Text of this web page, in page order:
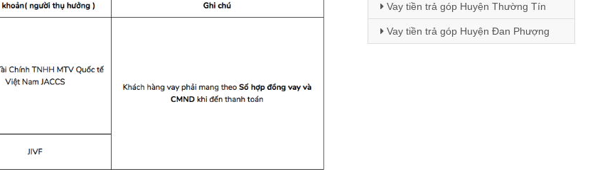
Vay tiền trả góp Huyện Thường Tín
Vay tiền trả góp Huyện Đan Phượng